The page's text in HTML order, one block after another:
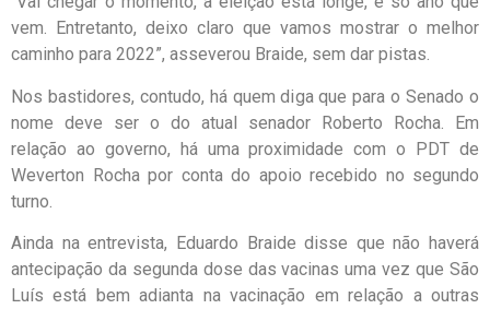
vem. Entretanto, deixo claro que vamos mostrar o melhor
caminho para 2022”, asseverou Braide, sem dar pistas.
Nos bastidores, contudo, há quem diga que para o Senado o
nome deve ser o do atual senador Roberto Rocha. Em
relação ao governo, há uma proximidade com o PDT de
Weverton Rocha por conta do apoio recebido no segundo
turno.
Ainda na entrevista, Eduardo Braide disse que não haverá
antecipação da segunda dose das vacinas uma vez que São
Luís está bem adianta na vacinação em relação a outras